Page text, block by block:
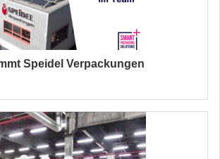
Speidel Verpackungen